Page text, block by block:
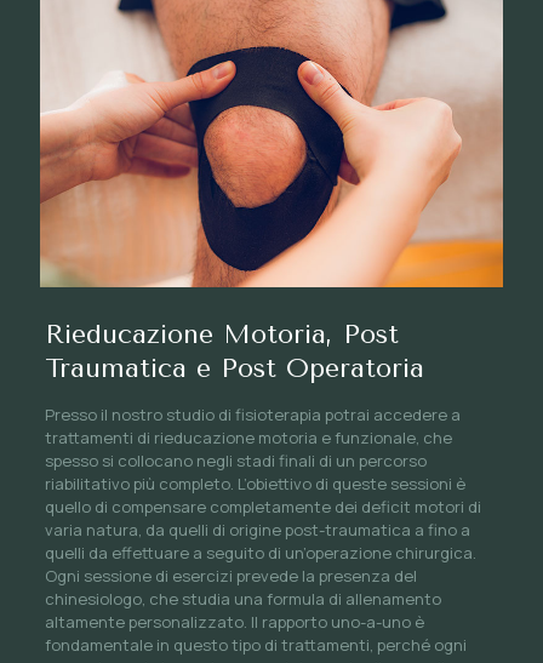
Rieducazione Motoria, Post
Traumatica e Post Operatoria
Presso il nostro studio di fisioterapia potrai accedere a
trattamenti di rieducazione motoria e funzionale, che
spesso si collocano negli stadi finali di un percorso
riabilitativo più completo. L’obiettivo di queste sessioni è
quello di compensare completamente dei deficit motori di
varia natura, da quelli di origine post-traumatica a fino a
quelli da effettuare a seguito di un’operazione chirurgica.
Ogni sessione di esercizi prevede la presenza del
chinesiologo, che studia una formula di allenamento
altamente personalizzato. Il rapporto uno-a-uno è
fondamentale in questo tipo di trattamenti, perché ogni